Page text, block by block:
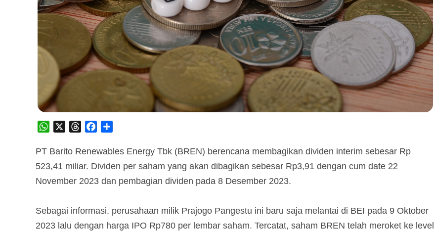
WhatsApp ThreadsFacebook
PT Barito Renewables Energy Tbk (BREN) berencana membagikan dividen interim sebesar Rp
523,41 miliar. Dividen per saham yang akan dibagikan sebesar Rp3,91 dengan cum date 22
November 2023 dan pembagian dividen pada 8 Desember 2023.
Sebagai informasi, perusahaan milik Prajogo Pangestu ini baru saja melantai di BEI pada 9 Oktober
2023 lalu dengan harga IPO Rp780 per lembar saham. Tercatat, saham BREN telah meroket ke level